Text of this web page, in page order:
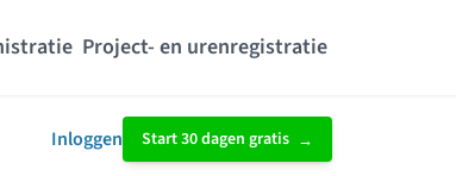
Project- en urenregistratie
Inloggen Start 30 dagen gratis